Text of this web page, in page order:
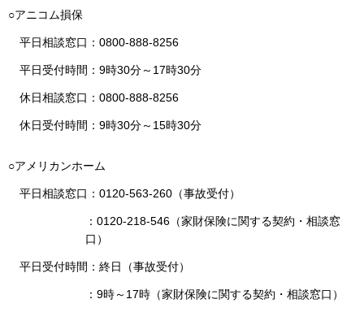
○アニコム損保
平日相談窓口：0800-888-8256
平日受付時間：9時30分～17時30分
休日相談窓口：0800-888-8256
休日受付時間：9時30分～15時30分
○アメリカンホーム
平日相談窓口：0120-563-260（事故受付）
：0120-218-546（家財保険に関する契約・相談窓
口）
平日受付時間：終日（事故受付）
：9時～17時（家財保険に関する契約・相談窓口）